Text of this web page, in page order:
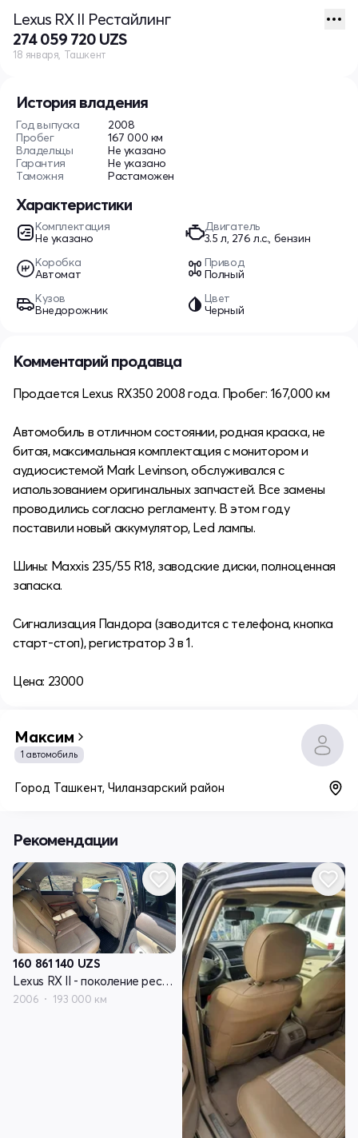
История владения
Год выпуска
2008
Пробег
167 000 км
Владельцы
Не указано
Гарантия
Не указано
Таможня
Растаможен
Характеристики
Комплектация
Не указано
Двигатель
3.5 л, 276 л.с., бензин
Коробка
Автомат
Привод
Полный
Кузов
Внедорожник
Цвет
Черный
Lexus RX II Рестайлинг
274 059 720 UZS
18 января, Ташкент
Комментарий продавца
Продается Lexus RX350 2008 года. Пробег: 167,000 км
Автомобиль в отличном состоянии, родная краска, не
битая, максимальная комплектация с монитором и
аудиосистемой Mark Levinson, обслуживался с
использованием оригинальных запчастей. Все замены
проводились согласно регламенту. В этом году
поставили новый аккумулятор, Led лампы.
Шины: Maxxis 235/55 R18, заводские диски, полноценная
запаска.
Сигнализация Пандора (заводится с телефона, кнопка
старт-стоп), регистратор 3 в 1.
Цена: 23000
Максим
1 автомобиль
Город Ташкент, Чиланзарский район
Рекомендации
160 861 140 UZS
Lexus RX II - поколение рестайлинг
2006 193 000 км